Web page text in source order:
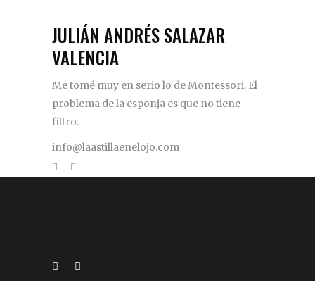
JULIÁN ANDRÉS SALAZAR
VALENCIA
Me tomé muy en serio lo de Montessori. El
problema de la esponja es que no tiene
filtro.
info@laastillaenelojo.com